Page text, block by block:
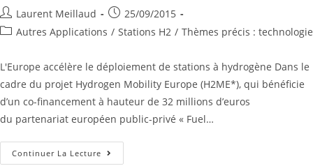
Laurent Meillaud
25/09/2015
Autres Applications / Stations H2 / Thèmes précis : technologie
L'Europe accélère le déploiement de stations à hydrogène Dans le
cadre du projet Hydrogen Mobility Europe (H2ME*), qui bénéficie
d’un co-financement à hauteur de 32 millions d’euros
du partenariat européen public-privé « Fuel…
Continuer La Lecture